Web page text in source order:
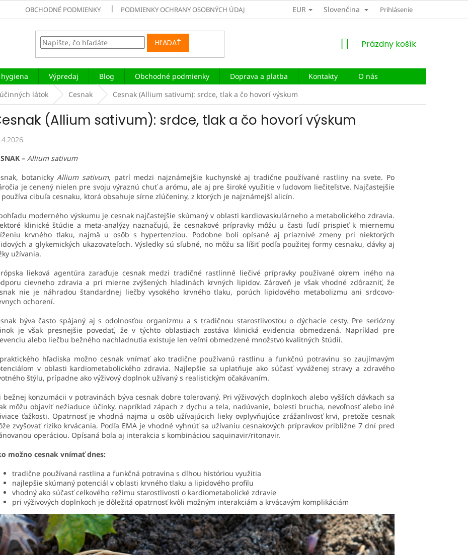
OBCHODNÉ PODMIENKY PODMIENKY OCHRANY OSOBNÝCH ÚDAJOV DOPRAVA A PLATBA
EUR Slovenčina Prihlásenie
HĽADAŤ
NÁKUPNÝ
Prázdny košík
Výpredaj Blog Obchodné podmienky Doprava a platba Kontakty
O nás
látok Cesnak Cesnak (Allium sativum): srdce, tlak a čo hovorí výskum
(Allium sativum): srdce, tlak a čo hovorí výskum
– Allium sativum
botanickyAllium sativum, patrí medzi najznámejšie kuchynské aj tradične používané rastliny na svete. Po
je cenený nielen pre svoju výraznú chuť a arómu, ale aj pre široké využitie v ľudovom liečiteľstve. Najčastejšie
používa cibuľa cesnaku, ktorá obsahuje sírne zlúčeniny, z ktorých je najznámejší alicín.
moderného výskumu je cesnak najčastejšie skúmaný v oblasti kardiovaskulárneho a metabolického zdravia.
klinické štúdie a meta-analýzy naznačujú, že cesnakové prípravky môžu u časti ľudí prispieť k miernemu
krvného tlaku, najmä u osôb s hypertenziou. Podobne boli opísané aj priaznivé zmeny pri niektorých
a glykemických ukazovateľoch. Výsledky sú sľubné, no môžu sa líšiť podľa použitej formy cesnaku, dávky aj
užívania.
lieková agentúra zaraďuje cesnak medzi tradičné rastlinné liečivé prípravky používané okrem iného na
cievneho zdravia a pri mierne zvýšených hladinách krvných lipidov. Zároveň je však vhodné zdôrazniť, že
nie je náhradou štandardnej liečby vysokého krvného tlaku, porúch lipidového metabolizmu ani srdcovo-
ochorení.
býva často spájaný aj s odolnosťou organizmu a s tradičnou starostlivosťou o dýchacie cesty. Pre seriózny
je však presnejšie povedať, že v týchto oblastiach zostáva klinická evidencia obmedzená. Napríklad pre
alebo liečbu bežného nachladnutia existuje len veľmi obmedzené množstvo kvalitných štúdií.
hľadiska možno cesnak vnímať ako tradične používanú rastlinu a funkčnú potravinu so zaujímavým
v oblasti kardiometabolického zdravia. Najlepšie sa uplatňuje ako súčasť vyváženej stravy a zdravého
štýlu, prípadne ako výživový doplnok užívaný s realistickým očakávaním.
bežnej konzumácii v potravinách býva cesnak dobre tolerovaný. Pri výživových doplnkoch alebo vyšších dávkach sa
môžu objaviť nežiaduce účinky, napríklad zápach z dychu a tela, nadúvanie, bolesti brucha, nevoľnosť alebo iné
ťažkosti. Opatrnosť je vhodná najmä u osôb užívajúcich lieky ovplyvňujúce zrážanlivosť krvi, pretože cesnak
zvyšovať riziko krvácania. Podľa EMA je vhodné vyhnúť sa užívaniu cesnakových prípravkov približne 7 dní pred
operáciou. Opísaná bola aj interakcia s kombináciou saquinavir/ritonavir.
možno cesnak vnímať dnes:
tradične používaná rastlina a funkčná potravina s dlhou históriou využitia
najlepšie skúmaný potenciál v oblasti krvného tlaku a lipidového profilu
vhodný ako súčasť celkového režimu starostlivosti o kardiometabolické zdravie
pri výživových doplnkoch je dôležitá opatrnosť kvôli možným interakciám a krvácavým komplikáciám